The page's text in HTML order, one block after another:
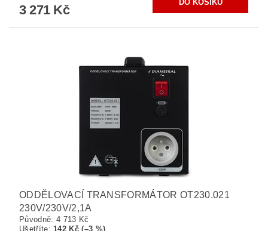
3 271 Kč
ODDĚLOVACÍ TRANSFORMÁTOR OT230.021
230V/230V/2,1A
Původně: 4 713 Kč
Ušetříte: 142 Kč (–3 %)